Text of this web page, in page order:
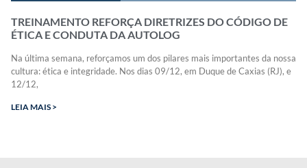
TREINAMENTO REFORÇA DIRETRIZES DO CÓDIGO DE
ÉTICA E CONDUTA DA AUTOLOG
Na última semana, reforçamos um dos pilares mais importantes da nossa
cultura: ética e integridade. Nos dias 09/12, em Duque de Caxias (RJ), e
12/12,
LEIA MAIS >